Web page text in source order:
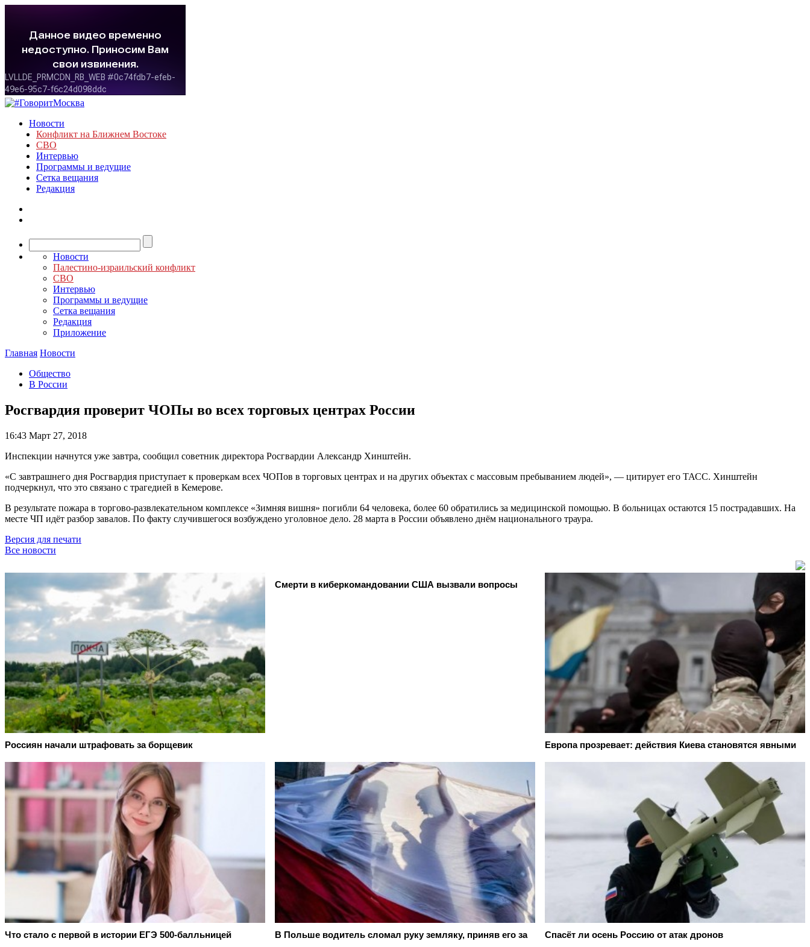
Новости
Конфликт на Ближнем Востоке
СВО
Интервью
Программы и ведущие
Сетка вещания
Редакция
Новости
Палестино-израильский конфликт
СВО
Интервью
Программы и ведущие
Сетка вещания
Редакция
Приложение
Главная Новости
Общество
В России
Росгвардия проверит ЧОПы во всех торговых центрах России
16:43 Март 27, 2018
Инспекции начнутся уже завтра, сообщил советник директора Росгвардии Александр Хинштейн.
«С завтрашнего дня Росгвардия приступает к проверкам всех ЧОПов в торговых центрах и на других объектах с массовым пребыванием людей», — цитирует его ТАСС. Хинштейн
подчеркнул, что это связано с трагедией в Кемерове.
В результате пожара в торгово-развлекательном комплексе «Зимняя вишня» погибли 64 человека, более 60 обратились за медицинской помощью. В больницах остаются 15 пострадавших. На
месте ЧП идёт разбор завалов. По факту случившегося возбуждено уголовное дело. 28 марта в России объявлено днём национального траура.
Версия для печати
Все новости
Россиян начали штрафовать за борщевик
Смерти в киберкомандовании США вызвали вопросы
Европа прозревает: действия Киева становятся явными
Что стало с первой в истории ЕГЭ 500-балльницей
В Польше водитель сломал руку земляку, приняв его за
Спасёт ли осень Россию от атак дронов